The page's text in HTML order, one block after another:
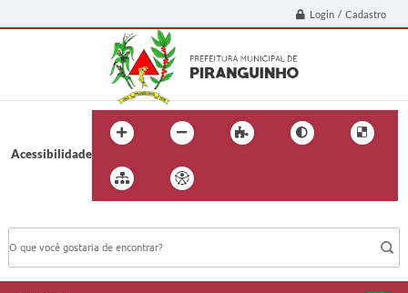
Login / Cadastro
Acessibilidade